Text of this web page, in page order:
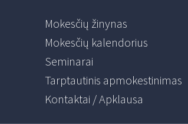
Mokesčių žinynas
Mokesčių kalendorius
Seminarai
Tarptautinis apmokestinimas
Kontaktai / Apklausa